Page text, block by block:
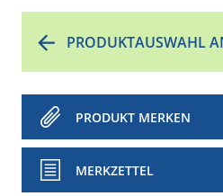
PRODUKTAUSWAHL
PRODUKT MERKEN
MERKZETTEL